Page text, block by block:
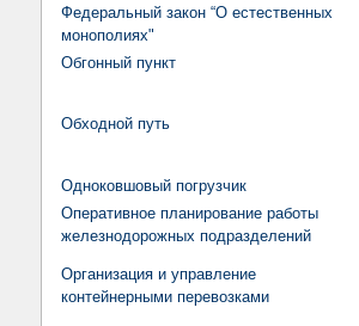
Федеральный закон “О естественных
монополиях"
Обгонный пункт
Обходной путь
Одноковшовый погрузчик
Оперативное планирование работы
железнодорожных подразделений
Организация и управление
контейнерными перевозками